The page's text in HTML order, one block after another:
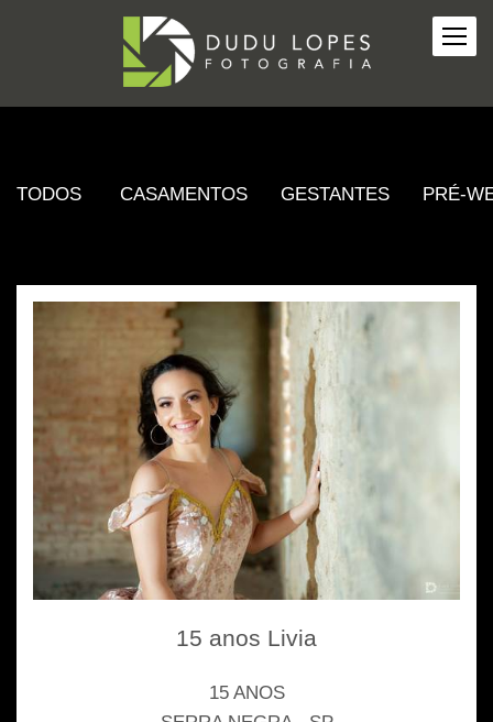
TODOS CASAMENTOS GESTANTES PRÉ-
15 anos Livia
15 ANOS